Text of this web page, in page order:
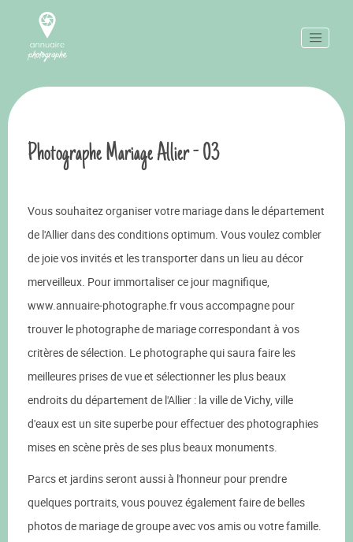
Photographe Mariage Allier - 03
Vous souhaitez organiser votre mariage dans le département
de l'Allier dans des conditions optimum. Vous voulez combler
de joie vos invités et les transporter dans un lieu au décor
merveilleux. Pour immortaliser ce jour magnifique,
www.annuaire-photographe.fr vous accompagne pour
trouver le photographe de mariage correspondant à vos
critères de sélection. Le photographe qui saura faire les
meilleures prises de vue et sélectionner les plus beaux
endroits du département de l'Allier : la ville de Vichy, ville
d'eaux est un site superbe pour effectuer des photographies
mises en scène près de ses plus beaux monuments.
Parcs et jardins seront aussi à l'honneur pour prendre
quelques portraits, vous pouvez également faire de belles
photos de mariage de groupe avec vos amis ou votre famille.